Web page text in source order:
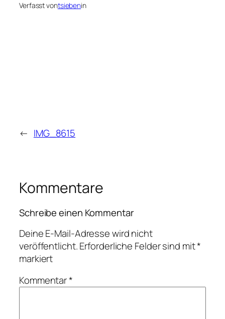
Verfasst vontsiebenin
← IMG_8615
Kommentare
Schreibe einen Kommentar
Deine E-Mail-Adresse wird nicht
veröffentlicht.Erforderliche Felder sind mit*
markiert
Kommentar*